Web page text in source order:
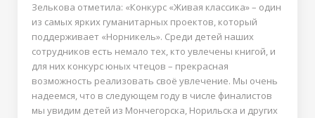
Зелькова отметила: «Конкурс «Живая классика» – один
из самых ярких гуманитарных проектов, который
поддерживает «Норникель». Среди детей наших
сотрудников есть немало тех, кто увлечены книгой, и
для них конкурс юных чтецов – прекрасная
возможность реализовать своё увлечение. Мы очень
надеемся, что в следующем году в числе финалистов
мы увидим детей из Мончегорска, Норильска и других